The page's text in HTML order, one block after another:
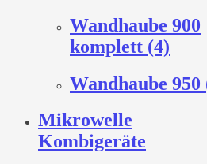
Wandhaube 900
komplett (4)
Wandhaube 950
Mikrowelle
Kombigeräte